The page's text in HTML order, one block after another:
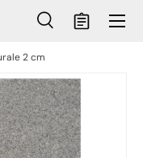
ZoekenMandje
Menu
2 cm